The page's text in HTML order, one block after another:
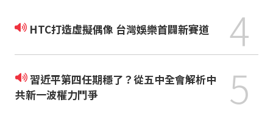
HTC打造虛擬偶像 台灣娛樂首闢新賽道 4
習近平第四任期穩了？從五中全會解析中
共新一波權力鬥爭
5